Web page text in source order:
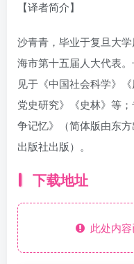
【译者简介】
沙青青，毕业于复旦大
海市第十五届人大代表
见于《中国社会科学》
党史研究》《史林》等
争记忆》（简体版由东
出版社出版）。
下载地址
此处内容